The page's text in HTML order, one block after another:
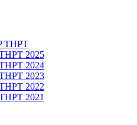
THPT
2025
2024
2023
2022
2021